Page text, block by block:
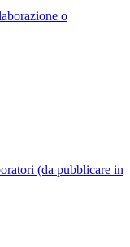
o
(da pubblicare in